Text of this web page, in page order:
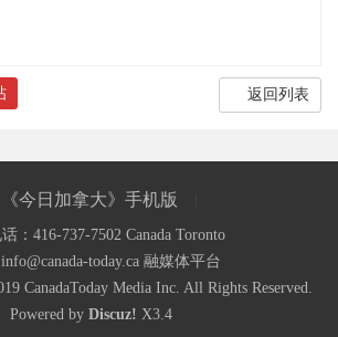
返回列表
《今日加拿大》手机版
只关注加拿大的网站，带您纵览今日
加国风采
：416-737-7502 Canada Toronto
today.ca 融媒体平台
CanadaToday Media Inc. All Rights Reserved.
Powered by Discuz! X3.4